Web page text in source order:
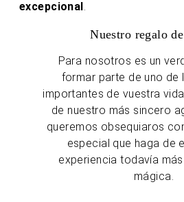
excepcional.
Nuestro regalo
Para nosotros es un
formar parte de uno de
importantes de vuestra
de nuestro más sincero
queremos obsequiaros
especial que haga de
experiencia todavía
mágica.